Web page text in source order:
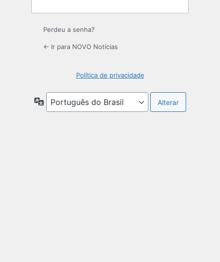
Perdeu a senha?
← Ir para NOVO Notícias
Política de privacidade
Idioma